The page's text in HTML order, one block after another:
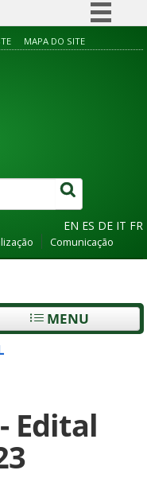
Simplifique!
MAPA DO SITE
EN ES DE IT FR
Comunicação
MENU
Edital